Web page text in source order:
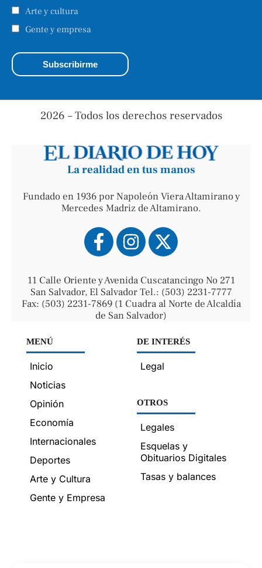
Arte y cultura
Gente y empresa
2026 – Todos los derechos reservados
La realidad en tus manos
Fundado en 1936 por Napoleón Viera Altamirano y
Mercedes Madriz de Altamirano.
11 Calle Oriente y Avenida Cuscatancingo No 271
San Salvador, El Salvador Tel.: (503) 2231-7777
Fax: (503) 2231-7869 (1 Cuadra al Norte de Alcaldía
de San Salvador)
MENÚ
Inicio
Noticias
Opinión
Economía
Internacionales
Deportes
Arte y Cultura
Gente y Empresa
DE INTERÉS
Legal
OTROS
Legales
Esquelas y
Obituarios Digitales
Tasas y balances